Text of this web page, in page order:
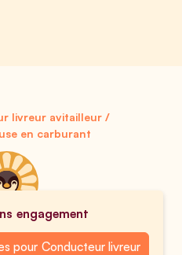
livreur avitailleur /
en carburant
engagement
pour Conducteur livreur